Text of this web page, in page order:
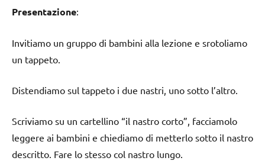
Presentazione:
Invitiamo un gruppo di bambini alla lezione e srotoliamo
un tappeto.
Distendiamo sul tappeto i due nastri, uno sotto l’altro.
Scriviamo su un cartellino “il nastro corto”, facciamolo
leggere ai bambini e chiediamo di metterlo sotto il nastro
descritto. Fare lo stesso col nastro lungo.